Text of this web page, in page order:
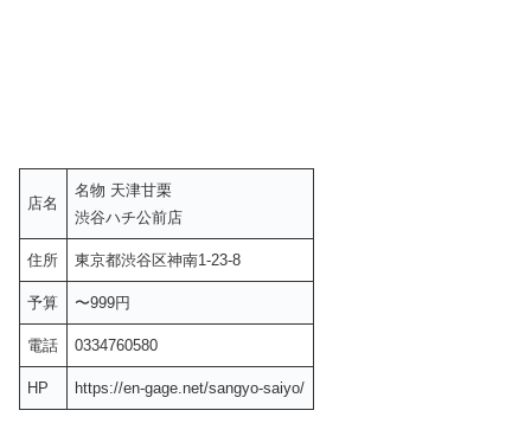
店名
名物 天津甘栗
渋谷ハチ公前店
住所 東京都渋谷区神南1-23-8
予算 〜999円
電話 0334760580
HP https://en-gage.net/sangyo-saiyo/